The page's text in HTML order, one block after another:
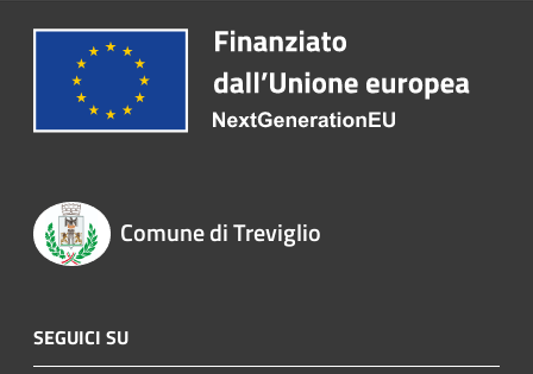
Comune di Treviglio
SEGUICI SU